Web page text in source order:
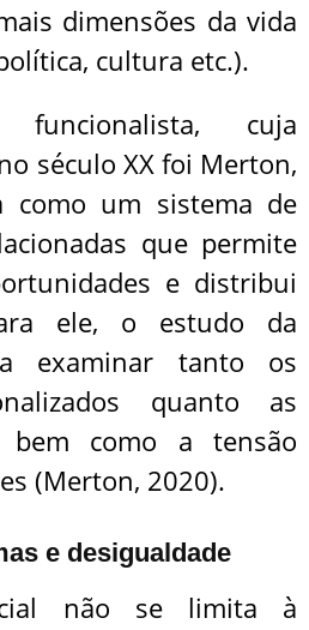
dimensões da vida
cultura etc.).
cuja
século XX foi Merton,
um sistema de
que permite
e distribui
ele, o estudo da
examinar tanto os
quanto as
bem como a tensão
(Merton, 2020).
e desigualdade
não se limita à